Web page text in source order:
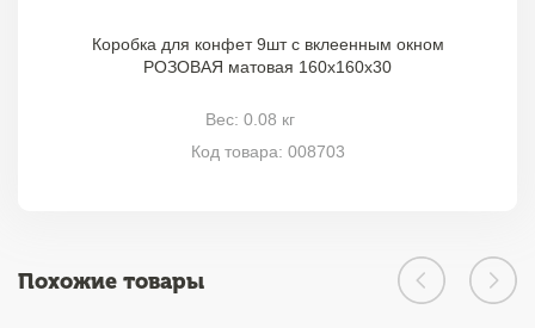
Коробка для конфет 9шт с вклеенным окном
РОЗОВАЯ матовая 160х160х30
Вес: 0.08 кг
Код товара: 008703
Похожие товары